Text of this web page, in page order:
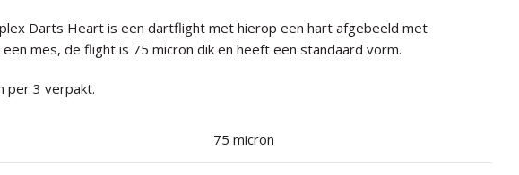
Darts Heart is een dartflight met hierop een hart afgebeeld met
mes, de flight is 75 micron dik en heeft een standaard vorm.
per 3 verpakt.
75 micron